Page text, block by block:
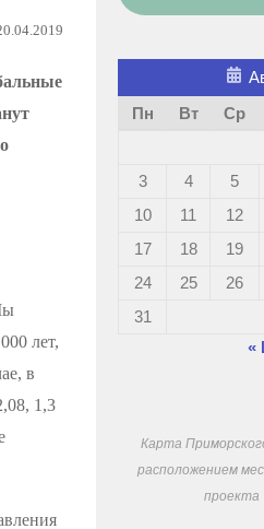
лет,
в
1,3
Пн
Вт Ср
3
4 5
10
11 12
17
18 19
24
25 26
31
«
Карта
расположением
проекта